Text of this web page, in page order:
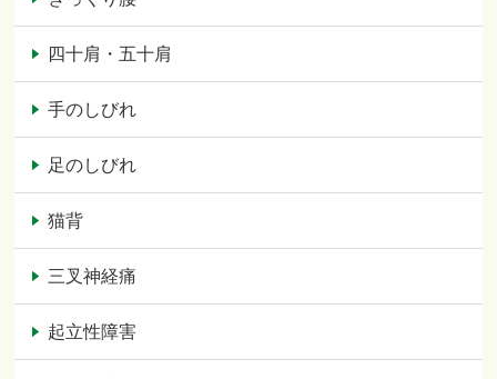
四十肩・五十肩
手のしびれ
足のしびれ
猫背
三叉神経痛
起立性障害